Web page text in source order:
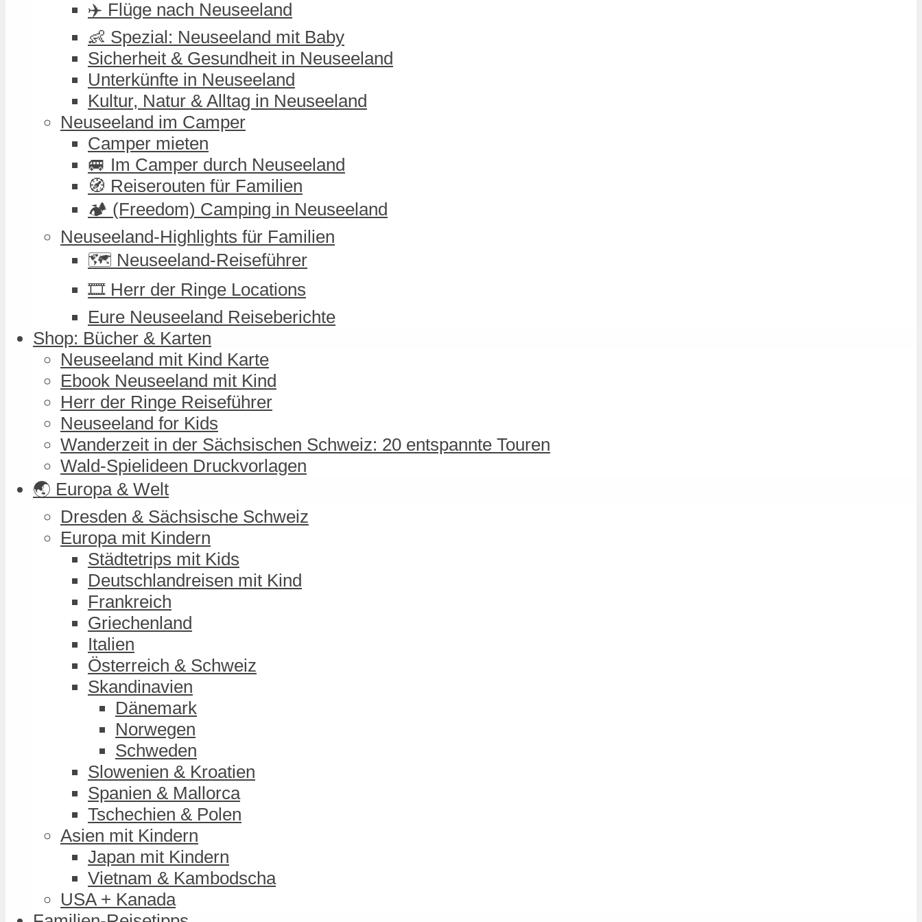
✈️ Flüge nach Neuseeland
👶 Spezial: Neuseeland mit Baby
Sicherheit & Gesundheit in Neuseeland
Unterkünfte in Neuseeland
Kultur, Natur & Alltag in Neuseeland
Neuseeland im Camper
Camper mieten
🚐 Im Camper durch Neuseeland
🧭 Reiserouten für Familien
🏕️ (Freedom) Camping in Neuseeland
Neuseeland-Highlights für Familien
🗺️ Neuseeland-Reiseführer
🎞️ Herr der Ringe Locations
Eure Neuseeland Reiseberichte
Shop: Bücher & Karten
Neuseeland mit Kind Karte
Ebook Neuseeland mit Kind
Herr der Ringe Reiseführer
Neuseeland for Kids
Wanderzeit in der Sächsischen Schweiz: 20 entspannte Touren
Wald-Spielideen Druckvorlagen
🌏 Europa & Welt
Dresden & Sächsische Schweiz
Europa mit Kindern
Städtetrips mit Kids
Deutschlandreisen mit Kind
Frankreich
Griechenland
Italien
Österreich & Schweiz
Skandinavien
Dänemark
Norwegen
Schweden
Slowenien & Kroatien
Spanien & Mallorca
Tschechien & Polen
Asien mit Kindern
Japan mit Kindern
Vietnam & Kambodscha
USA + Kanada